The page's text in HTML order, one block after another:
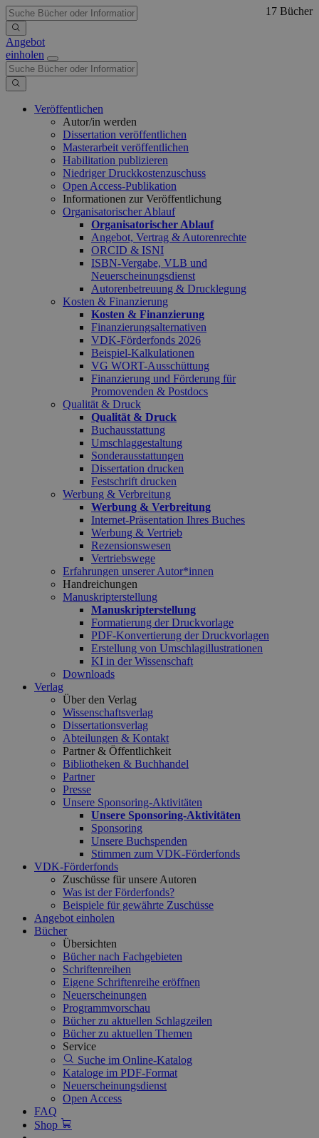
Angebot
einholen
Veröffentlichen
Autor/in werden
Dissertation veröffentlichen
Masterarbeit veröffentlichen
Habilitation publizieren
Niedriger Druckkostenzuschuss
Open Access-Publikation
Informationen zur Veröffentlichung
Organisatorischer Ablauf
Organisatorischer Ablauf
Angebot, Vertrag & Autorenrechte
ORCID & ISNI
ISBN-Vergabe, VLB und
Neuerscheinungsdienst
Autorenbetreuung & Drucklegung
Kosten & Finanzierung
Kosten & Finanzierung
Finanzierungsalternativen
VDK-Förderfonds 2026
Beispiel-Kalkulationen
VG WORT-Ausschüttung
Finanzierung und Förderung für
Promovenden & Postdocs
Qualität & Druck
Qualität & Druck
Buchausstattung
Umschlaggestaltung
Sonderausstattungen
Dissertation drucken
Festschrift drucken
Werbung & Verbreitung
Werbung & Verbreitung
Internet-Präsentation Ihres Buches
Werbung & Vertrieb
Rezensionswesen
Vertriebswege
Erfahrungen unserer Autor*innen
Handreichungen
Manuskripterstellung
Manuskripterstellung
Formatierung der Druckvorlage
PDF-Konvertierung der Druckvorlagen
Erstellung von Umschlagillustrationen
KI in der Wissenschaft
Downloads
Verlag
Über den Verlag
Wissenschaftsverlag
Dissertationsverlag
Abteilungen & Kontakt
Partner & Öffentlichkeit
Bibliotheken & Buchhandel
Partner
Presse
Unsere Sponsoring-Aktivitäten
Unsere Sponsoring-Aktivitäten
Sponsoring
Unsere Buchspenden
Stimmen zum VDK-Förderfonds
VDK-Förderfonds
Zuschüsse für unsere Autoren
Was ist der Förderfonds?
Beispiele für gewährte Zuschüsse
Angebot einholen
Bücher
Übersichten
Bücher nach Fachgebieten
Schriftenreihen
Eigene Schriftenreihe eröffnen
Neuerscheinungen
Programmvorschau
Bücher zu aktuellen Schlagzeilen
Bücher zu aktuellen Themen
Service
Suche im Online-Katalog
Kataloge im PDF-Format
Neuerscheinungsdienst
Open Access
FAQ
Shop
17 Bücher